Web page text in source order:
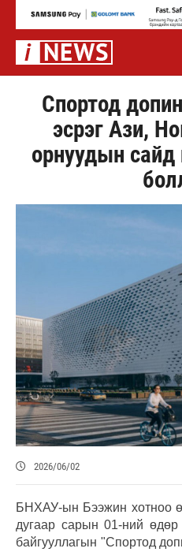
Спортод
эсрэг Ази,
орнуудын
2026/06/02
БНХАУ-ын Бээжин хотноо
дугаар сарын 01-ний өдөр
байгууллагын "Спортод